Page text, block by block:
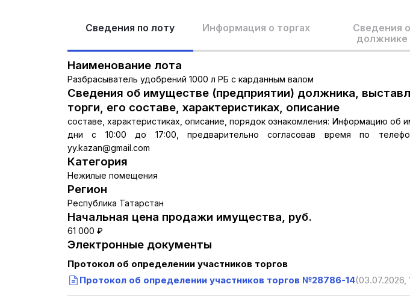
Сведения по лоту Информация о торгах
Сведения о
должнике
Наименование лота
Разбрасыватель удобрений 1000 л РБ с карданным валом
Сведения об имуществе (предприятии) должника,
торги, его составе, характеристиках, описание
составе, характеристиках, описание, порядок ознакомления: Информацию
дни с 10:00 до 17:00, предварительно согласовав время по
yy.kazan@gmail.com
Категория
Нежилые помещения
Регион
Республика Татарстан
Начальная цена продажи имущества, руб.
61 000 ₽
Электронные документы
Протокол об определении участников торгов
Протокол об определении участников торгов №28786-14(03.07.2026,